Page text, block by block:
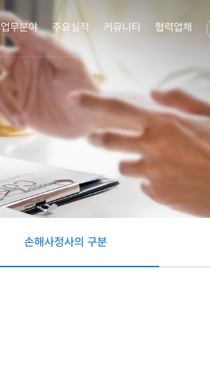
업무분야 주요실적 커뮤니티 협력업체
손해사정사의 구분